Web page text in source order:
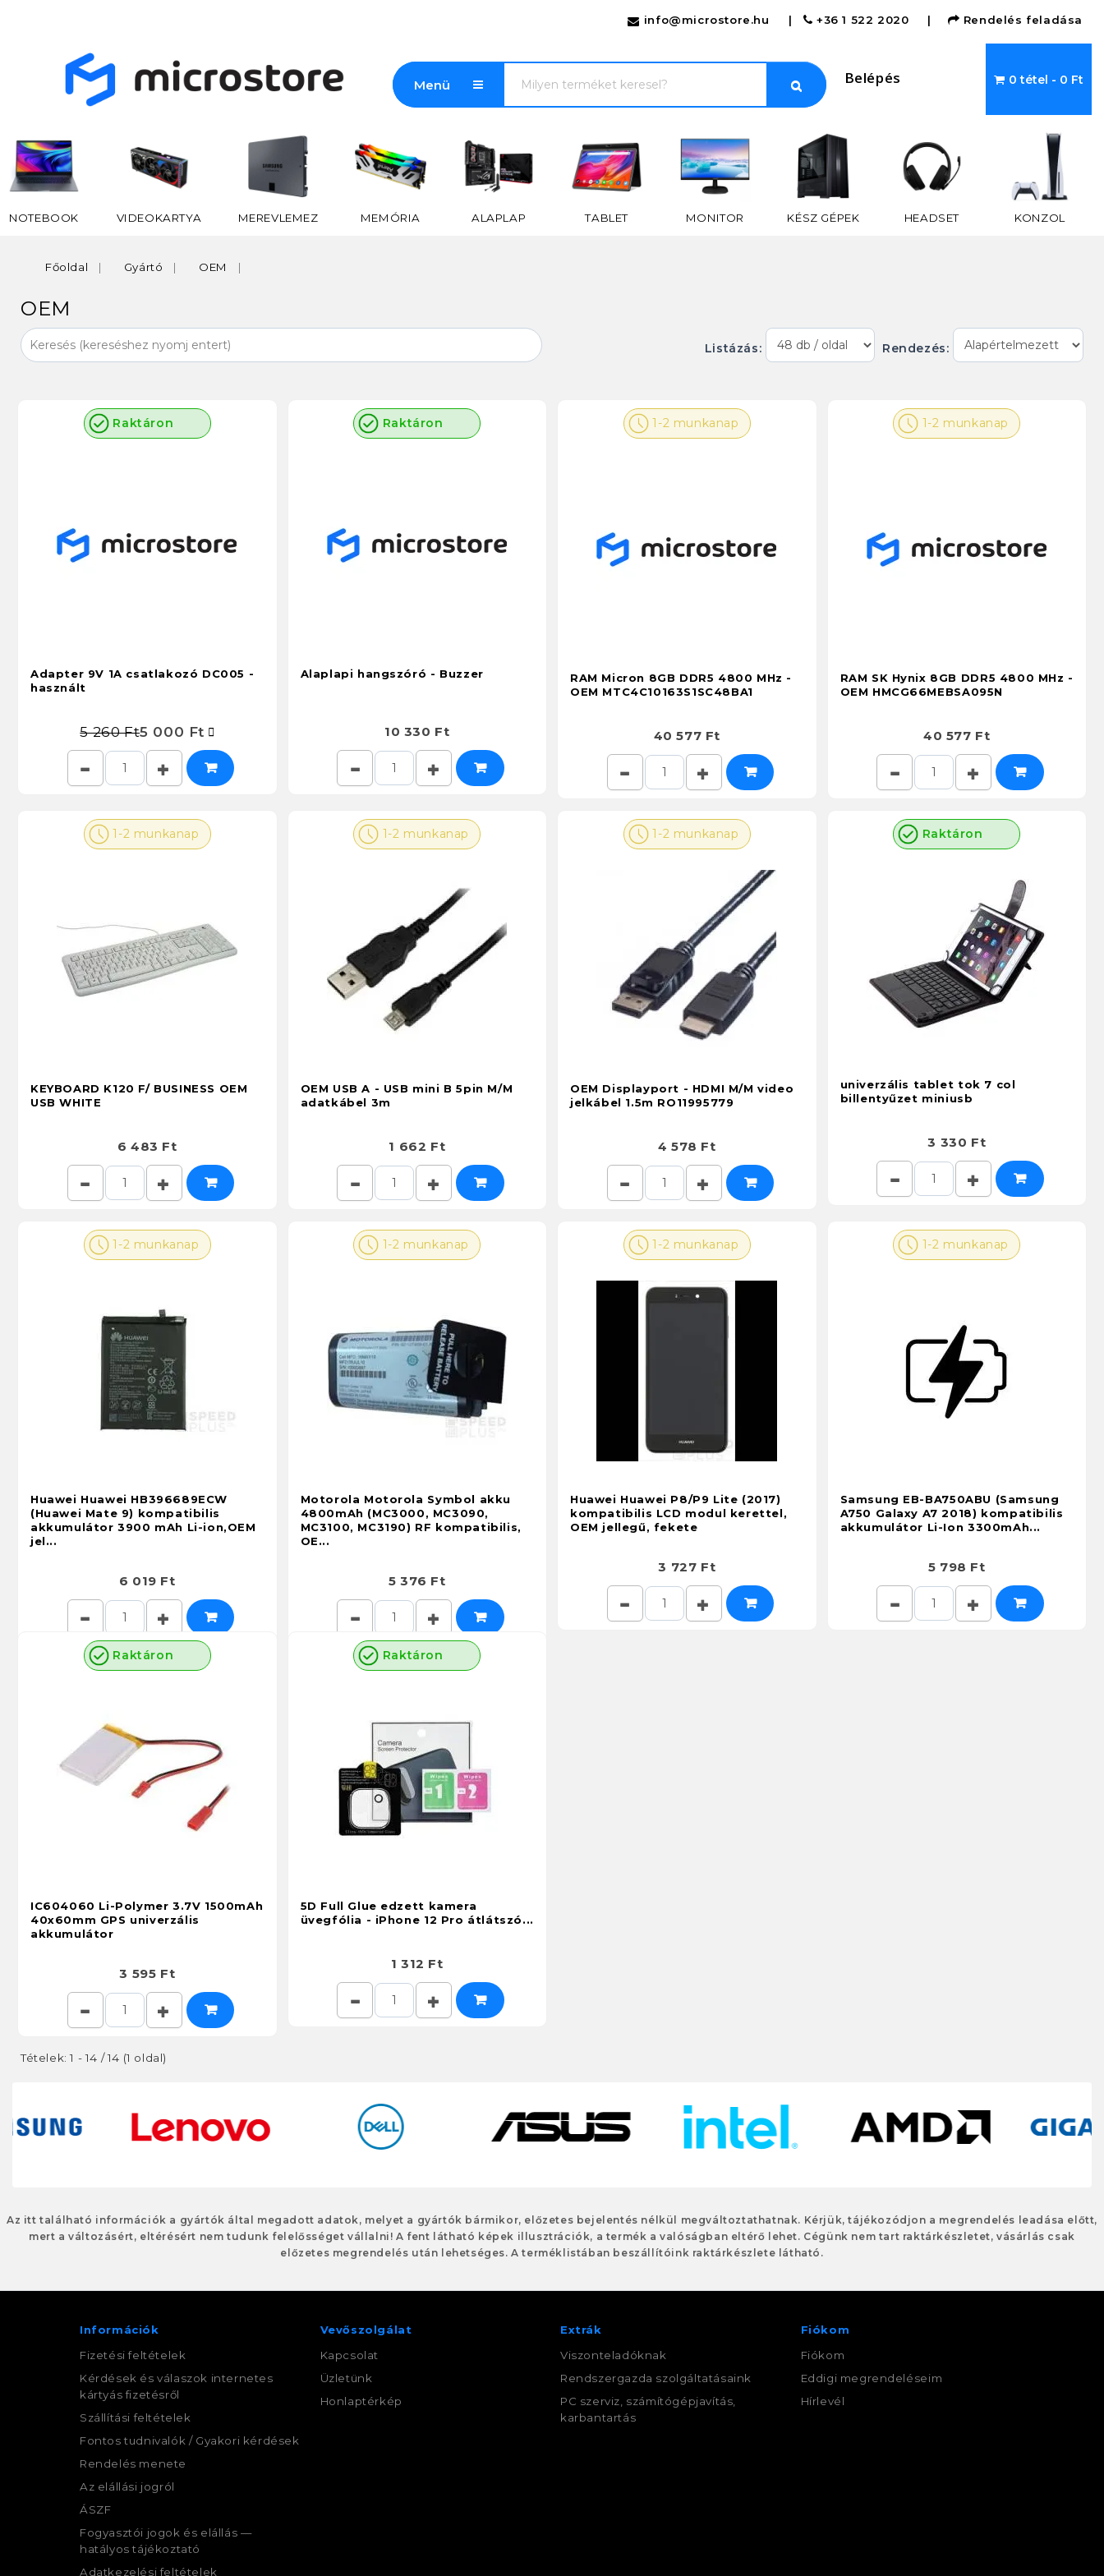
info@microstore.hu | +36 1 522 2020 | Rendelés feladása
Menü Belépés 0 tétel - 0 Ft
NOTEBOOK VIDEOKARTYA MEREVLEMEZ MEMÓRIA ALAPLAP TABLET MONITOR KÉSZ GÉPEK HEADSET KONZOL
Főoldal Gyártó OEM
OEM
Listázás: Rendezés:
Raktáron
Adapter 9V 1A csatlakozó DC005 -
használt
5 260 Ft5 000 Ft
Raktáron
Alaplapi hangszóró - Buzzer
10 330 Ft
1-2 munkanap
RAM Micron 8GB DDR5 4800 MHz -
OEM MTC4C10163S1SC48BA1
40 577 Ft
1-2 munkanap
RAM SK Hynix 8GB DDR5 4800 MHz -
OEM HMCG66MEBSA095N
40 577 Ft
1-2 munkanap
KEYBOARD K120 F/ BUSINESS OEM
USB WHITE
6 483 Ft
1-2 munkanap
OEM USB A - USB mini B 5pin M/M
adatkábel 3m
1 662 Ft
1-2 munkanap
OEM Displayport - HDMI M/M video
jelkábel 1.5m RO11995779
4 578 Ft
Raktáron
univerzális tablet tok 7 col
billentyűzet miniusb
3 330 Ft
1-2 munkanap
Huawei Huawei HB396689ECW
(Huawei Mate 9) kompatibilis
akkumulátor 3900 mAh Li-ion,OEM
jel...
6 019 Ft
1-2 munkanap
Motorola Motorola Symbol akku
4800mAh (MC3000, MC3090,
MC3100, MC3190) RF kompatibilis,
OE...
5 376 Ft
1-2 munkanap
Huawei Huawei P8/P9 Lite (2017)
kompatibilis LCD modul kerettel,
OEM jellegű, fekete
3 727 Ft
1-2 munkanap
Samsung EB-BA750ABU (Samsung
A750 Galaxy A7 2018) kompatibilis
akkumulátor Li-Ion 3300mAh...
5 798 Ft
Raktáron
IC604060 Li-Polymer 3.7V 1500mAh
40x60mm GPS univerzális
akkumulátor
3 595 Ft
Raktáron
5D Full Glue edzett kamera
üvegfólia - iPhone 12 Pro átlátszó...
1 312 Ft
Tételek: 1 - 14 / 14 (1 oldal)
Az itt található információk a gyártók által megadott adatok, melyet a gyártók bármikor, előzetes bejelentés nélkül megváltoztathatnak. Kérjük, tájékozódjon a megrendelés leadása előtt,
mert a változásért, eltérésért nem tudunk felelősséget vállalni! A fent látható képek illusztrációk, a termék a valóságban eltérő lehet. Cégünk nem tart raktárkészletet, vásárlás csak
előzetes megrendelés után lehetséges. A terméklistában beszállítóink raktárkészlete látható.
Információk
Fizetési feltételek
Kérdések és válaszok internetes
kártyás fizetésről
Szállítási feltételek
Fontos tudnivalók / Gyakori kérdések
Rendelés menete
Az elállási jogról
ÁSZF
Fogyasztói jogok és elállás —
hatályos tájékoztató
Adatkezelési feltételek
Vevőszolgálat
Kapcsolat
Üzletünk
Honlaptérkép
Extrák
Viszonteladóknak
Rendszergazda szolgáltatásaink
PC szerviz, számítógépjavítás,
karbantartás
Fiókom
Fiókom
Eddigi megrendeléseim
Hírlevél